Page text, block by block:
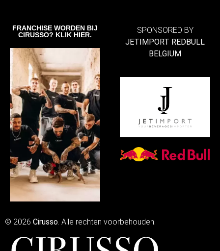
© 2026 Cirusso. Alle rechten voorbehouden.
FRANCHISE WORDEN BIJ
CIRUSSO? KLIK HIER.
SPONSORED BY
JETIMPORT REDBULL
BELGIUM